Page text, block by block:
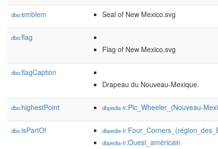
dbo:emblem Seal of New Mexico.svg
dbo:flag
Flag of New Mexico.svg
dbo:flagCaption
Drapeau du Nouveau-Mexique.
dbo:highestPoint dbpedia-fr:Pic_Wheeler_(Nouveau-
dbo:isPartOf dbpedia-fr
dbpedia-fr:Ouest_américain